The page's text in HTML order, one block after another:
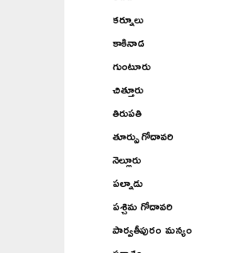
కర్నూలు
కాకినాడ
గుంటూరు
చిత్తూరు
తిరుపతి
తూర్పు గోదావరి
నెల్లూరు
పల్నాడు
పశ్చిమ గోదావరి
పార్వతీపురం మన్యం